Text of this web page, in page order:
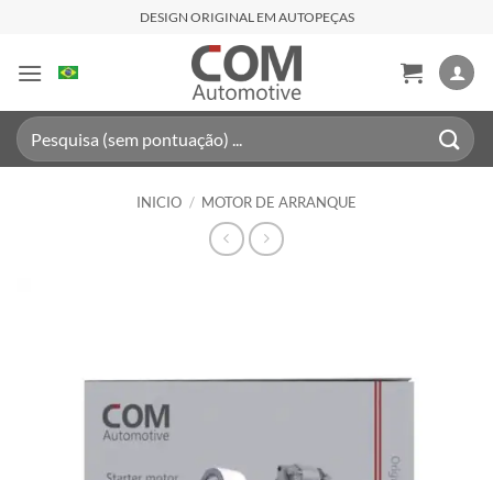
contenido
DESIGN ORIGINAL EM AUTOPEÇAS
Buscar
por:
INICIO / MOTOR DE ARRANQUE